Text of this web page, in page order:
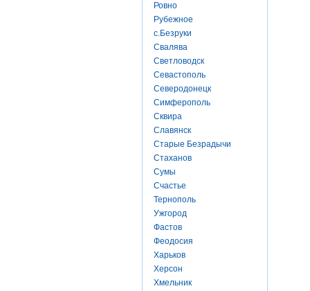
Ровно
Рубежное
с.Безруки
Свалява
Светловодск
Севастополь
Северодонецк
Симферополь
Сквира
Славянск
Старые Безрадычи
Стаханов
Сумы
Счастье
Тернополь
Ужгород
Фастов
Феодосия
Харьков
Херсон
Хмельник